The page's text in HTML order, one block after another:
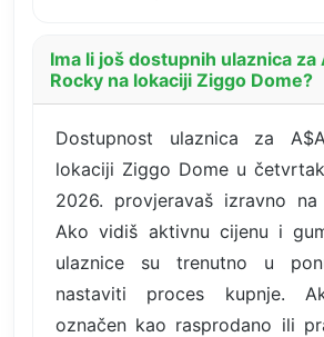
Ima li još dostupnih ulaznica za
Rocky na lokaciji Ziggo Dome?
Dostupnost ulaznica za
lokaciji Ziggo Dome u
2026. provjeravaš izravno
Ako vidiš aktivnu cijenu i
ulaznice su trenutno u
nastaviti proces kupnje.
označen kao rasprodano ili